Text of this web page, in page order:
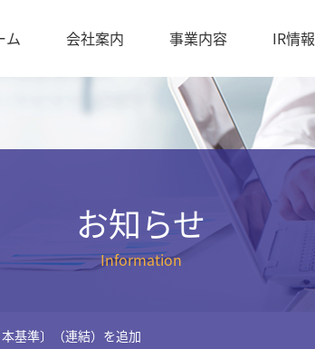
ム 会社案内 事業内容 IR情報
お知らせ
Information
基準〕（連結）を追加